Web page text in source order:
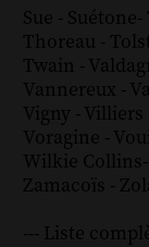
Sue - Suétone-
Thoreau -
Twain -
Vannereux -
Vigny - Villiers
Voragine -
Wilkie Collins-
Zamacoïs -
--- Liste